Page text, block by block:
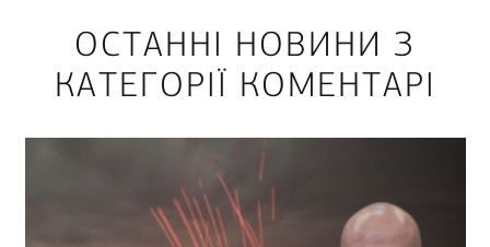
ОСТАННІ НОВИНИ З
КАТЕГОРІЇ КОМЕНТАРІ